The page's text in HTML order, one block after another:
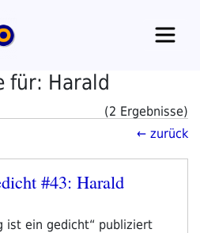
für: Harald
(2 Ergebnisse)
← zurück
#43: Harald
ist ein gedicht“ publiziert